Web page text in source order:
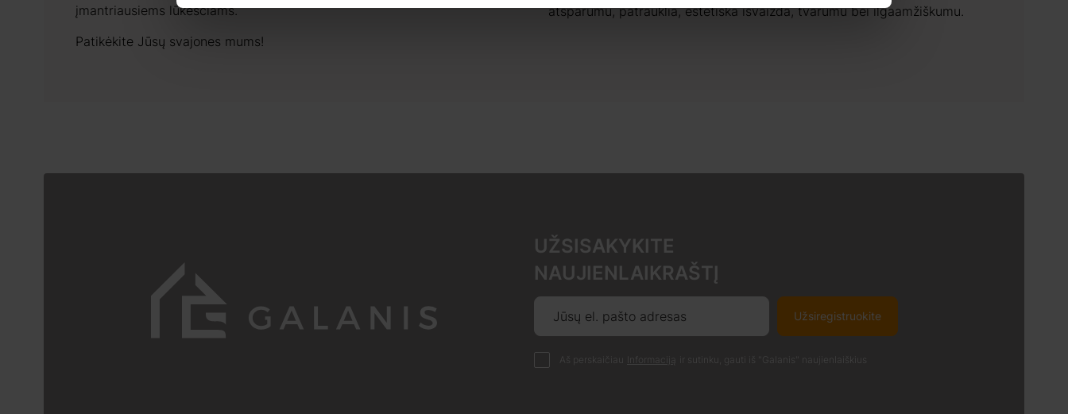
įmantriausiems lūkesčiams.
Patikėkite Jūsų svajones mums!
atsparumu, patrauklia, estetiška išvaizda, tvarumu bei ilgaamžiškumu.
UŽSISAKYKITE
NAUJIENLAIKRAŠTĮ
Jūsų el. pašto adresas Užsiregistruokite
Aš perskaičiau Informaciją ir sutinku, gauti iš "Galanis" naujienlaiškius